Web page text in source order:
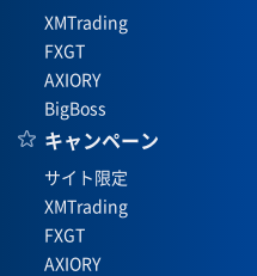
XMTrading
FXGT
AXIORY
BigBoss
キャンペーン
サイト限定
XMTrading
FXGT
AXIORY